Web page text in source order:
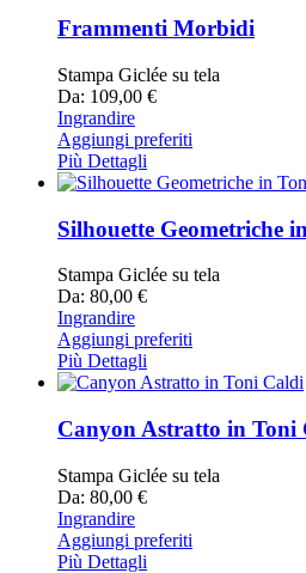
Frammenti Morbidi
Stampa Giclée su tela
Da: 109,00 €
Ingrandire
Aggiungi preferiti
Più Dettagli
Silhouette Geometriche
Stampa Giclée su tela
Da: 80,00 €
Ingrandire
Aggiungi preferiti
Più Dettagli
Canyon Astratto in Toni
Stampa Giclée su tela
Da: 80,00 €
Ingrandire
Aggiungi preferiti
Più Dettagli